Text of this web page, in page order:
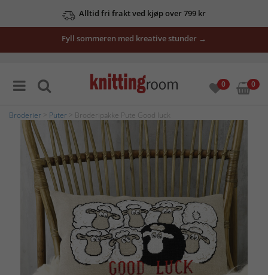
Alltid fri frakt ved kjøp over 799 kr
Fyll sommeren med kreative stunder →
0 0
Broderier Puter > Broderipakke Pute Good luck